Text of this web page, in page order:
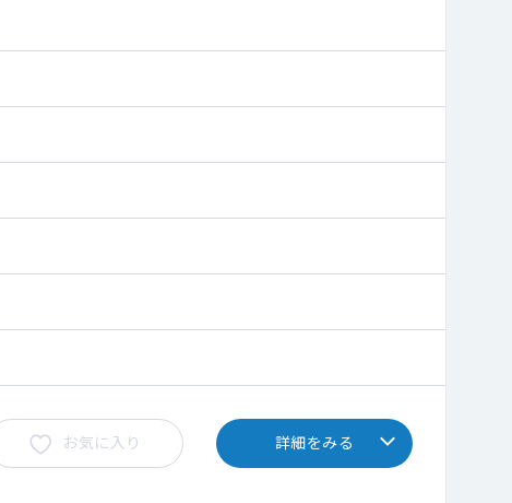
お気に入り 詳細をみる